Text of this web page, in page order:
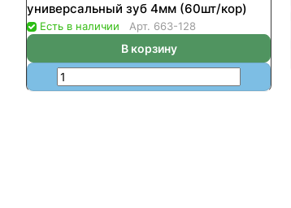
универсальный зуб 4мм (60шт/кор)
Есть в наличии Арт. 663-128
В корзину